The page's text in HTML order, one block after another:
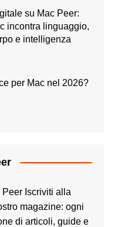
su Mac Peer:
incontra linguaggio,
e intelligenza
per Mac nel 2026?
Iscriviti alla
magazine: ogni
di articoli, guide e